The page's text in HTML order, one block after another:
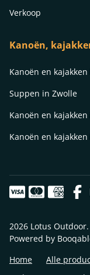
Verkoop
Kanoën,
Kanoën en
Suppen in Zwolle
Kanoën en
Kanoën en
2026 Lotus
Powered by
Home
Alle